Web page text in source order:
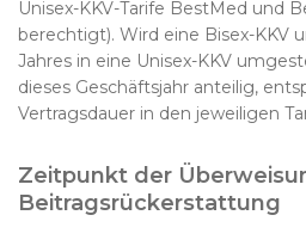
Unisex-KKV-Tarife BestMed und
berechtigt). Wird eine Bisex-KKV
Jahres in eine Unisex-KKV
dieses Geschäftsjahr anteilig,
Vertragsdauer in den jeweiligen
Zeitpunkt der
Beitragsrückerstattung